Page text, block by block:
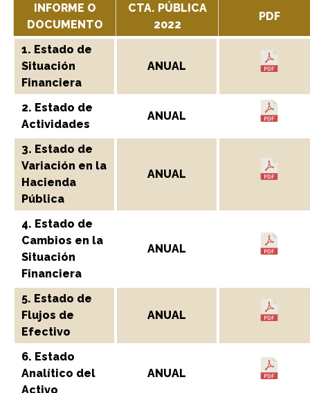
INFORME O
DOCUMENTO
CTA. PÚBLICA
2022
PDF
1. Estado de
Situación
Financiera
ANUAL
2. Estado de
Actividades
ANUAL
3. Estado de
Variación en la
Hacienda
Pública
ANUAL
4. Estado de
Cambios en la
Situación
Financiera
ANUAL
5. Estado de
Flujos de
Efectivo
ANUAL
6. Estado
Analítico del
Activo
ANUAL